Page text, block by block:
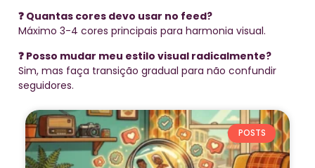
❓ Quantas cores devo usar no feed?
Máximo 3-4 cores principais para harmonia visual.
❓ Posso mudar meu estilo visual radicalmente?
Sim, mas faça transição gradual para não confundir
seguidores.
POSTS